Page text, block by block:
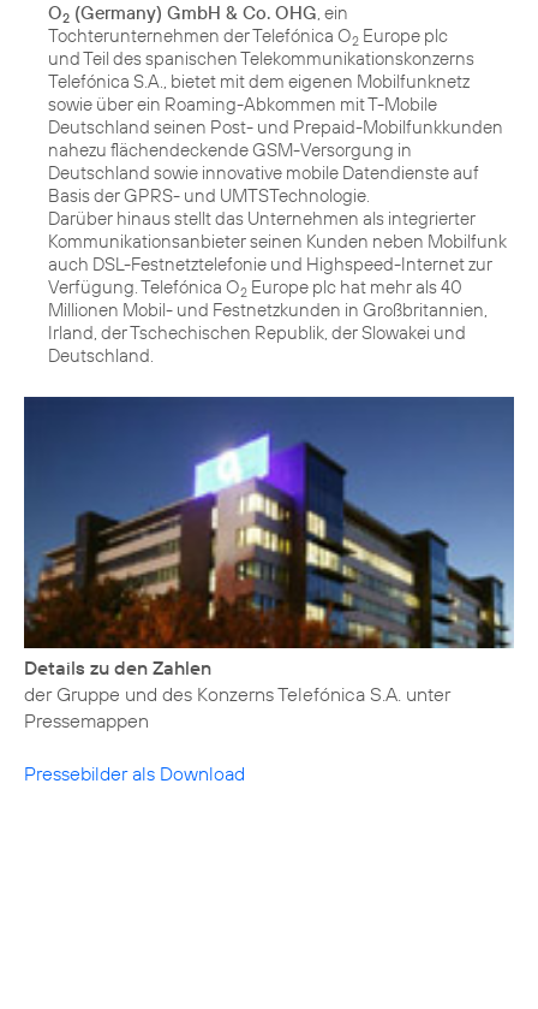
O2 (Germany) GmbH & Co. OHG, ein
Tochterunternehmen der Telefónica O2 Europe plc
und Teil des spanischen Telekommunikationskonzerns
Telefónica S.A., bietet mit dem eigenen Mobilfunknetz
sowie über ein Roaming-Abkommen mit T-Mobile
Deutschland seinen Post- und Prepaid-Mobilfunkkunden
nahezu flächendeckende GSM-Versorgung in
Deutschland sowie innovative mobile Datendienste auf
Basis der GPRS- und UMTSTechnologie.
Darüber hinaus stellt das Unternehmen als integrierter
Kommunikationsanbieter seinen Kunden neben Mobilfunk
auch DSL-Festnetztelefonie und Highspeed-Internet zur
Verfügung. Telefónica O2 Europe plc hat mehr als 40
Millionen Mobil- und Festnetzkunden in Großbritannien,
Irland, der Tschechischen Republik, der Slowakei und
Deutschland.
Details zu den Zahlen
der Gruppe und des Konzerns Telefónica S.A. unter
Pressemappen
Pressebilder als Download